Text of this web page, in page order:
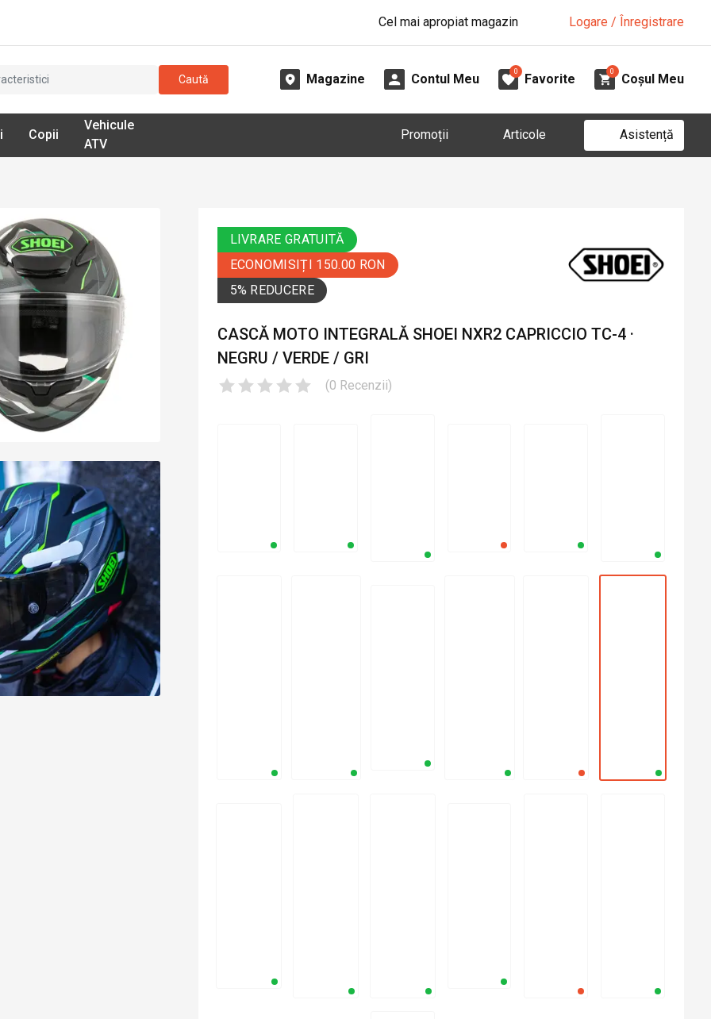
Cel mai apropiat magazin Logare / Înregistrare
Caută Magazine Contul Meu
0
Favorite
0
Coșul Meu
Copii
Vehicule
ATV
Promoții Articole Asistență
LIVRARE GRATUITĂ
ECONOMISIȚI 150.00 RON
5% REDUCERE
CASCĂ MOTO INTEGRALĂ SHOEI NXR2 CAPRICCIO TC-4 ·
NEGRU / VERDE / GRI
(0 Recenzii)